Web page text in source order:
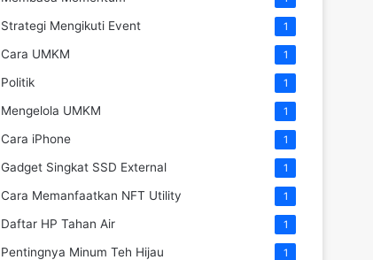
Strategi Mengikuti Event 1
Cara UMKM 1
Politik 1
Mengelola UMKM 1
Cara iPhone 1
Gadget Singkat SSD External 1
Cara Memanfaatkan NFT Utility 1
Daftar HP Tahan Air 1
Pentingnya Minum Teh Hijau 1